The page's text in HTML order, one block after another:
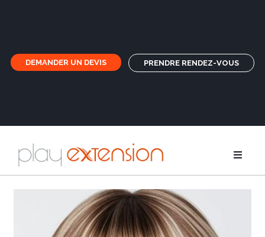
DEMANDER UN DEVIS PRENDRE RENDEZ-VOUS
Rallonges
Nattes et